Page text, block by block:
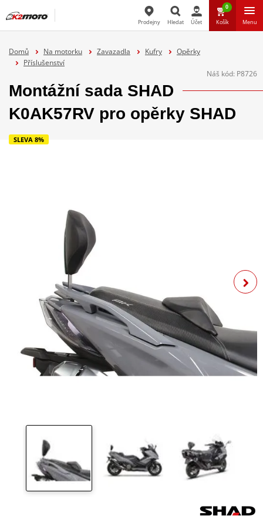
Prodejny Hledat Účet
0
Košík Menu
Domů Na motorku Zavazadla Kufry
Opěrky
Příslušenství
Náš kód: P8726
Montážní sada SHAD
K0AK57RV pro opěrky SHAD
SLEVA 8%